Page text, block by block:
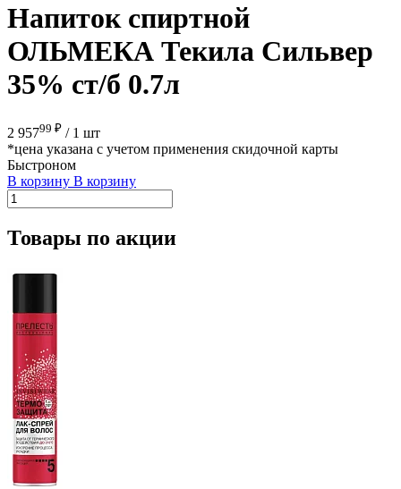
Напиток спиртной
ОЛЬМЕКА Текила Сильвер
35% ст/б 0.7л
2 95799 ₽ / 1 шт
*цена указана с учетом применения скидочной карты
Быстроном
В корзину В корзину
Товары по акции